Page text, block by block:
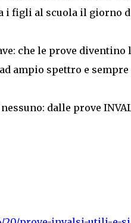
i figli al scuola il giorno
che le prove diventino
ampio spettro e
dalle prove